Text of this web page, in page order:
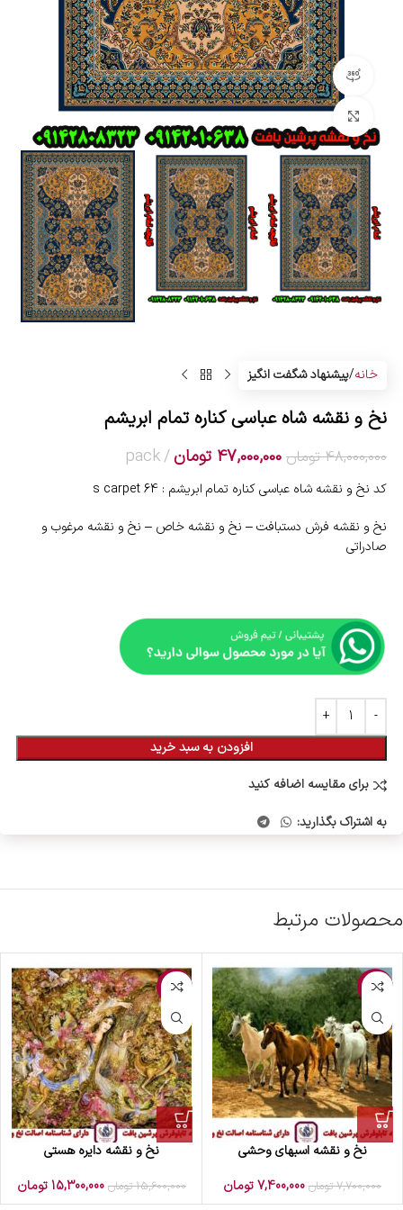
مشاهده 360 درجه
بزرگنمایی تصویر
خانه پیشنهاد شگفت انگیز
نخ و نقشه شاه عباسی کناره تمام ابریشم
48,000,000 تومان 47,000,000 تومان pack
کد نخ و نقشه شاه عباسی کناره تمام ابریشم : s carpet 64
نخ و نقشه فرش دستبافت – نخ و نقشه خاص – نخ و نقشه مرغوب و
صادراتی
افزودن به سبد خرید
برای مقایسه اضافه کنید
به اشتراک بگذارید:
محصولات مرتبط
-4%
نخ و نقشه اسبهای وحشی
7,700,000 تومان 7,400,000تومان
-2%
نخ و نقشه دایره هستی
15,600,000 تومان 15,300,000تومان